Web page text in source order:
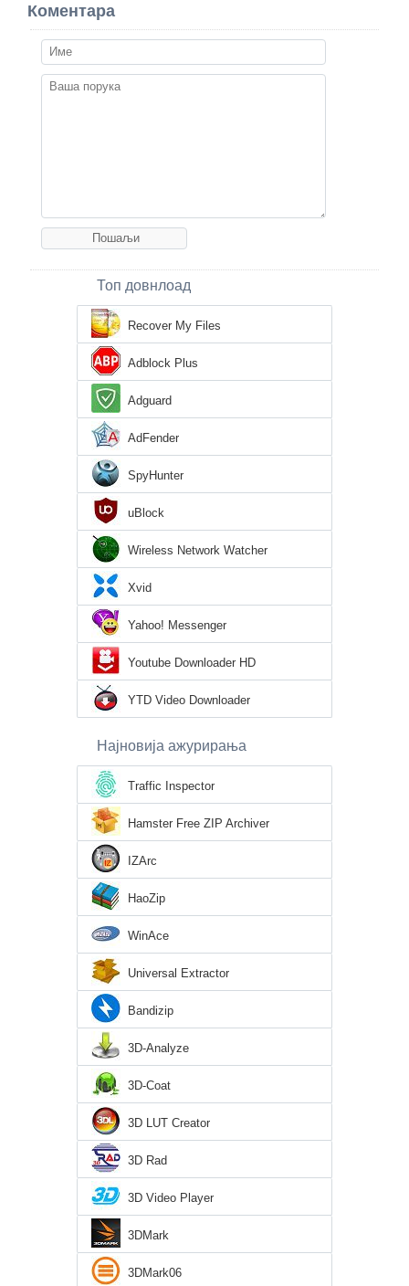
Коментара
Топ довнлоад
Recover My Files
Adblock Plus
Adguard
AdFender
SpyHunter
uBlock
Wireless Network Watcher
Xvid
Yahoo! Messenger
Youtube Downloader HD
YTD Video Downloader
Најновија ажурирања
Traffic Inspector
Hamster Free ZIP Archiver
IZArc
HaoZip
WinAce
Universal Extractor
Bandizip
3D-Analyze
3D-Coat
3D LUT Creator
3D Rad
3D Video Player
3DMark
3DMark06